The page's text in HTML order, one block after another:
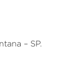
– SP.